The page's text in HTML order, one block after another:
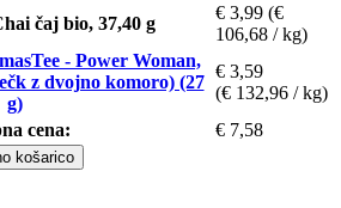
čaj bio, 37,40 g
€ 3,99 (€
106,68 / kg)
- Power Woman,
z dvojno komoro) (27
g)
€ 3,59
(€ 132,96 / kg)
cena:
€ 7,58
košarico